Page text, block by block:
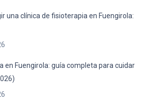
una clínica de fisioterapia en Fuengirola:
en Fuengirola: guía completa para cuidar